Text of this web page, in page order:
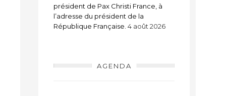
président de Pax Christi France, à
l’adresse du président de la
République Française. 4 août 2026
AGENDA